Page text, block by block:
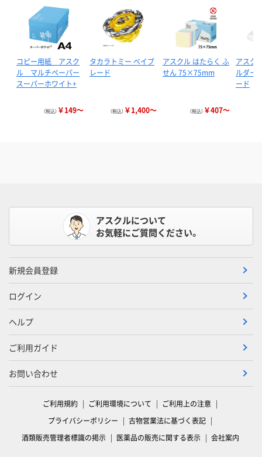
コピー用紙 アスク
ル マルチペーパー
スーパーホワイト+
（税込） ￥149～
タカラトミー ベイブ
レード
（税込） ￥1,400～
アスクル はたらく ふ
せん 75×75mm
（税込） ￥407～
アスク
ルダー
ード
アスクルについて
お気軽にご質問ください。
新規会員登録
ログイン
ヘルプ
ご利用ガイド
お問い合わせ
ご利用規約 ご利用環境について
ご利用上の注意
プライバシーポリシー
古物営業法に基づく表記
酒類販売管理者標識の掲示
医薬品の販売に関する表示 会社案内